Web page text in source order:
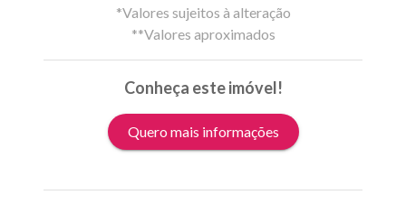
*Valores sujeitos à alteração
**Valores aproximados
Conheça este imóvel!
Quero mais informações